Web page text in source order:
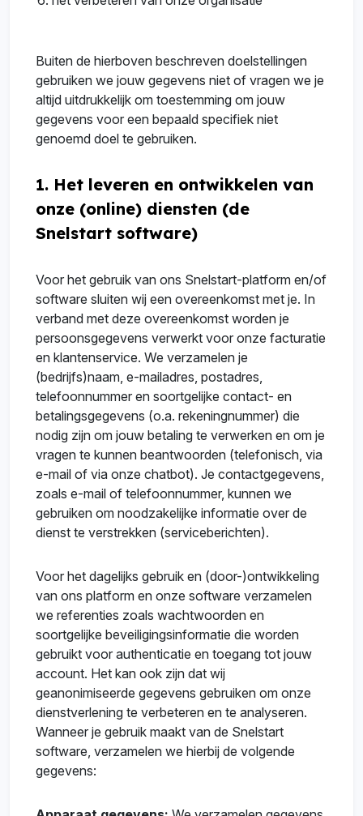
Buiten de hierboven beschreven doelstellingen
gebruiken we jouw gegevens niet of vragen we je
altijd uitdrukkelijk om toestemming om jouw
gegevens voor een bepaald specifiek niet
genoemd doel te gebruiken.
1. Het leveren en ontwikkelen van
onze (online) diensten (de
Snelstart software)
Voor het gebruik van ons Snelstart-platform en/of
software sluiten wij een overeenkomst met je. In
verband met deze overeenkomst worden je
persoonsgegevens verwerkt voor onze facturatie
en klantenservice. We verzamelen je
(bedrijfs)naam, e-mailadres, postadres,
telefoonnummer en soortgelijke contact- en
betalingsgegevens (o.a. rekeningnummer) die
nodig zijn om jouw betaling te verwerken en om je
vragen te kunnen beantwoorden (telefonisch, via
e-mail of via onze chatbot). Je contactgegevens,
zoals e-mail of telefoonnummer, kunnen we
gebruiken om noodzakelijke informatie over de
dienst te verstrekken (serviceberichten).
Voor het dagelijks gebruik en (door-)ontwikkeling
van ons platform en onze software verzamelen
we referenties zoals wachtwoorden en
soortgelijke beveiligingsinformatie die worden
gebruikt voor authenticatie en toegang tot jouw
account. Het kan ook zijn dat wij
geanonimiseerde gegevens gebruiken om onze
dienstverlening te verbeteren en te analyseren.
Wanneer je gebruik maakt van de Snelstart
software, verzamelen we hierbij de volgende
gegevens: